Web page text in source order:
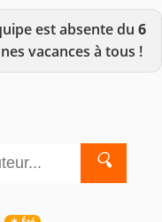
est absente du 6
vacances à tous !
🔍